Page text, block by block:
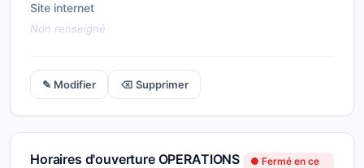
Site internet
Non renseigné
✎ Modifier ⌫ Supprimer
Horaires d'ouverture OPERATIONS
● Fermé en ce